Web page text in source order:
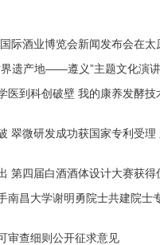
际酒业博览会新闻发布会在太
界遗产地——遵义”主题文化演
医到科创破壁 我的康养发酵技
翠微研发成功获国家专利受理
第四届白酒酒体设计大赛获得
南昌大学谢明勇院士共建院士
审查细则公开征求意见